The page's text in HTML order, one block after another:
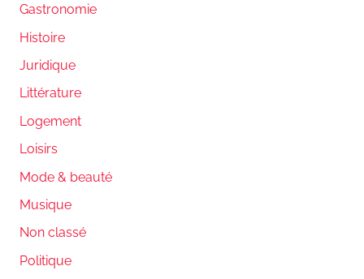
Gastronomie
Histoire
Juridique
Littérature
Logement
Loisirs
Mode & beauté
Musique
Non classé
Politique